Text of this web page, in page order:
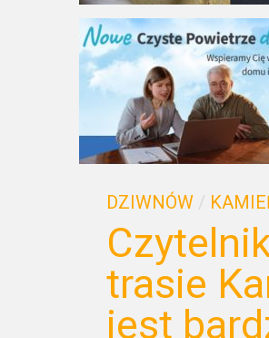
DZIWNÓW /
trasie
jest